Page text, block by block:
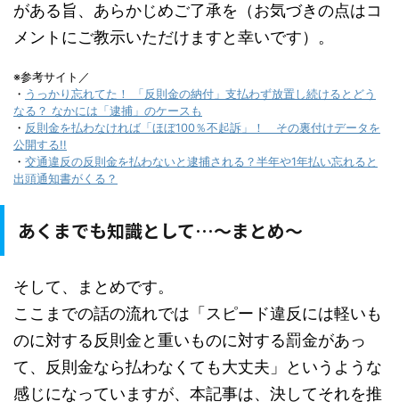
がある旨、あらかじめご了承を（お気づきの点はコ
メントにご教示いただけますと幸いです）。
※参考サイト／
・ うっかり忘れてた！ 「反則金の納付」支払わず放置し続けるとどう
なる？ なかには「逮捕」のケースも
・ 反則金を払わなければ「ほぼ100％不起訴」！ その裏付けデータを
公開する!!
・ 交通違反の反則金を払わないと逮捕される？半年や1年払い忘れると
出頭通知書がくる？
あくまでも知識として…～まとめ～
そして、まとめです。
ここまでの話の流れでは「スピード違反には軽いも
のに対する反則金と重いものに対する罰金があっ
て、反則金なら払わなくても大丈夫」というような
感じになっていますが、本記事は、決してそれを推